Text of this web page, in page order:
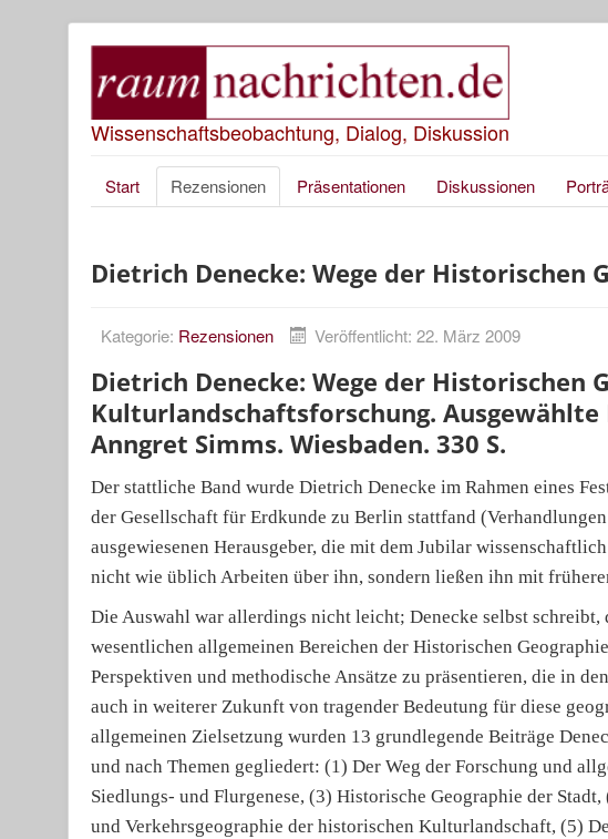
Wissenschaftsbeobachtung, Dialog, Diskussion
Start Rezensionen Präsentationen Diskussionen
Dietrich Denecke: Wege der Historischen
Kategorie: Rezensionen Veröffentlicht: 22. März 2009
Dietrich Denecke: Wege der Historischen
Kulturlandschaftsforschung. Ausgewählte
Anngret Simms. Wiesbaden. 330 S.
Der stattliche Band wurde Dietrich Denecke im Rahmen eines
der Gesellschaft für Erdkunde zu Berlin stattfand
ausgewiesenen Herausgeber, die mit dem Jubilar
nicht wie üblich Arbeiten über ihn, sondern ließen ihn mit
Die Auswahl war allerdings nicht leicht; Denecke selbst schreibt,
wesentlichen allgemeinen Bereichen der Historischen
Perspektiven und methodische Ansätze zu präsentieren, die in
auch in weiterer Zukunft von tragender Bedeutung für diese
allgemeinen Zielsetzung wurden 13 grundlegende Beiträge
und nach Themen gegliedert: (1) Der Weg der Forschung und
Siedlungs- und Flurgenese, (3) Historische Geographie der
und Verkehrsgeographie der historischen Kulturlandschaft, (5)